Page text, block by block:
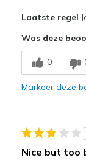
Breathe Well
Durable
Laatste regel
Was deze
0
Markeer deze
Nice but too